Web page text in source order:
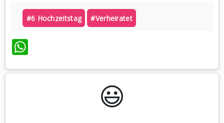
#6 Hochzeitstag #verheiratet
WhatsApp
😃️